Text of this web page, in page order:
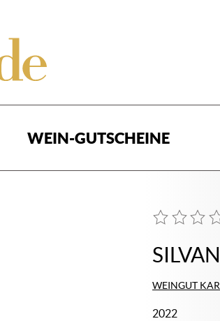
WEIN-GUTSCHEINE
WEINGUT
2022